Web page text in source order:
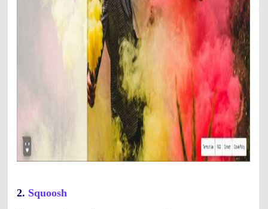
2. Squoosh